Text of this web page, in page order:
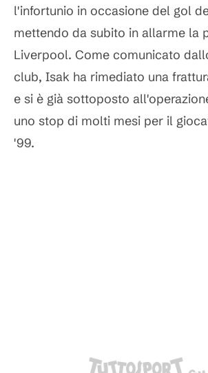
l'infortunio in occasione del gol
mettendo da subito in allarme la
Liverpool. Come comunicato
club, Isak ha rimediato una
e si è già sottoposto
uno stop di molti mesi per il
'99.